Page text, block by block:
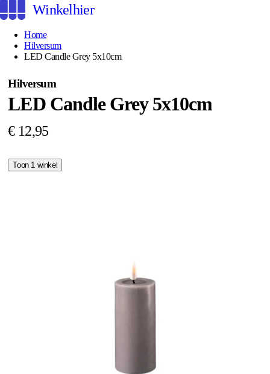
Winkelhier
Home
Hilversum
LED Candle Grey 5x10cm
Hilversum
LED Candle Grey 5x10cm
€ 12,95
Toon 1 winkel